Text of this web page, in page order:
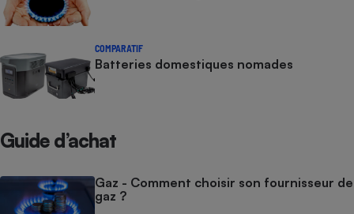
COMPARATIF
Batteries domestiques nomades
Guide d’achat
Gaz - Comment choisir son fournisseur de
gaz ?